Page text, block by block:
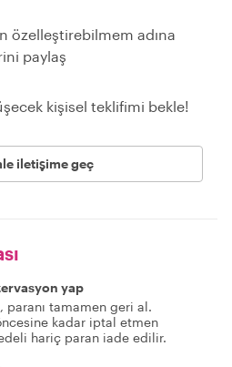
özelleştirebilmem adına
paylaş
kişisel teklifimi bekle!
iletişime geç
yap
tamamen geri al.
kadar iptal etmen
hariç paran iade edilir.